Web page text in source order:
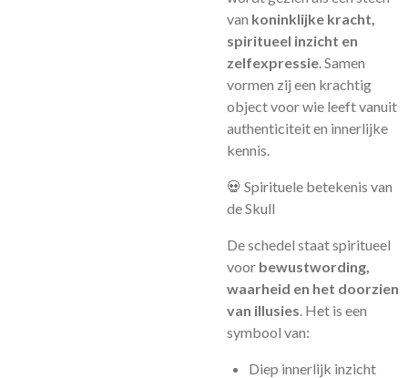
van koninklijke kracht,
spiritueel inzicht en
zelfexpressie. Samen
vormen zij een krachtig
object voor wie leeft vanuit
authenticiteit en innerlijke
kennis.
💀 Spirituele betekenis van
de Skull
De schedel staat spiritueel
voor bewustwording,
waarheid en het doorzien
van illusies. Het is een
symbool van:
Diep innerlijk inzicht